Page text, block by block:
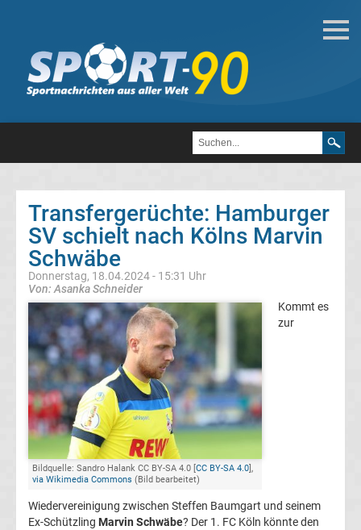
Deutsche
Transfergerüchte
FC
Heidenheim
1846
Transfergerüchte
1.
FC
Kaiserslautern
Transfergerüchte
1.
Transfergerüchte: Hamburger
SV schielt nach Kölns Marvin
Schwäbe
Donnerstag, 18.04.2024 - 15:31 Uhr
Von: Asanka Schneider
Bildquelle: Sandro Halank CC BY-SA 4.0 [CC BY-SA 4.0],
via Wikimedia Commons (Bild bearbeitet)
Kommt es
zur
Wiedervereinigung zwischen Steffen Baumgart und seinem
Ex-Schützling Marvin Schwäbe? Der 1. FC Köln könnte den